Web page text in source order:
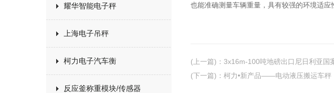
耀华智能电子秤
上海电子吊秤
柯力电子汽车衡
反应釜称重模块/传感器
也能准确测量车辆重量，具有较强的环境适应
(上一篇) ： 3x16m-100吨地磅出口尼日利亚国
(下一篇) ： 柯力•新产品——电动液压搬运车秤